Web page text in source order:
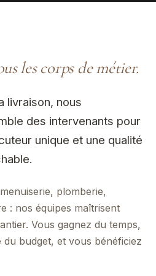
les corps de métier.
livraison, nous
des intervenants pour
unique et une qualité
plomberie,
: nos équipes maîtrisent
Vous gagnez du temps,
budget, et vous bénéficiez